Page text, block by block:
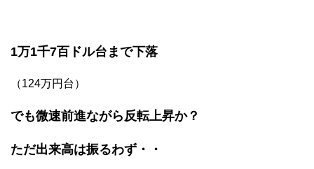
1万1千7百ドル台まで下落
（124万円台）
でも微速前進ながら反転上昇か？
ただ出来高は振るわず・・